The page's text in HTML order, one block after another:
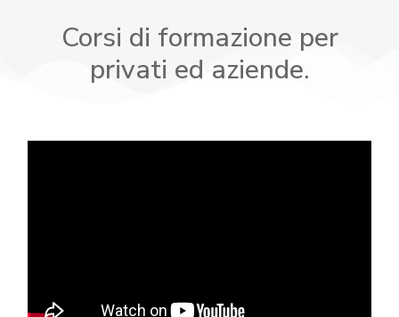
Corsi di formazione per
privati ed aziende.